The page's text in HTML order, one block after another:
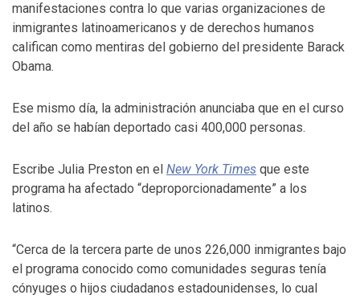
manifestaciones contra lo que varias organizaciones de
inmigrantes latinoamericanos y de derechos humanos
califican como mentiras del gobierno del presidente Barack
Obama.
Ese mismo día, la administración anunciaba que en el curso
del año se habían deportado casi 400,000 personas.
Escribe Julia Preston en el New York Times que este
programa ha afectado “deproporcionadamente” a los
latinos.
“Cerca de la tercera parte de unos 226,000 inmigrantes bajo
el programa conocido como comunidades seguras tenía
cónyuges o hijos ciudadanos estadounidenses, lo cual